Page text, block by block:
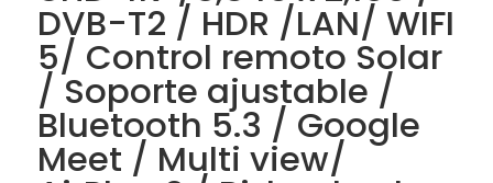
DVB-T2 / HDR /LAN/ WIFI
5/ Control remoto Solar
/ Soporte ajustable /
Bluetooth 5.3 / Google
Meet / Multi view/